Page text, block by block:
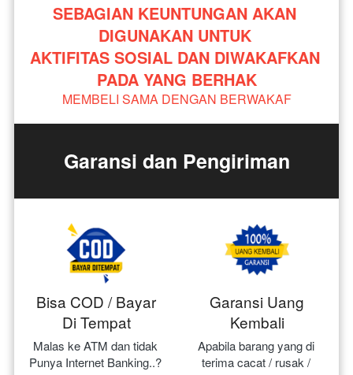
SEBAGIAN KEUNTUNGAN AKAN
DIGUNAKAN UNTUK
AKTIFITAS SOSIAL DAN DIWAKAFKAN
PADA YANG BERHAK
MEMBELI SAMA DENGAN BERWAKAF
Garansi dan Pengiriman
Bisa COD / Bayar
Di Tempat
Malas ke ATM dan tidak
Punya Internet Banking..?
Garansi Uang
Kembali
Apabila barang yang di
terima cacat / rusak /